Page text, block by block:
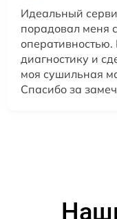
Идеальный
порадовал меня
диагностику и
моя сушильная
Спасибо за